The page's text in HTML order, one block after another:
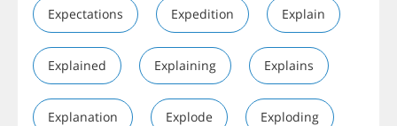
Expectations Expedition Explain
Explained Explaining Explains
Explanation Explode Exploding